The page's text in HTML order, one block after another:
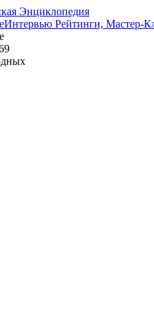
Энциклопедия
Интервью Рейтинги, Мастер-